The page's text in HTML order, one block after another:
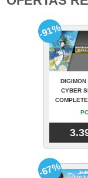
CYBER
PC
-91%
-67%